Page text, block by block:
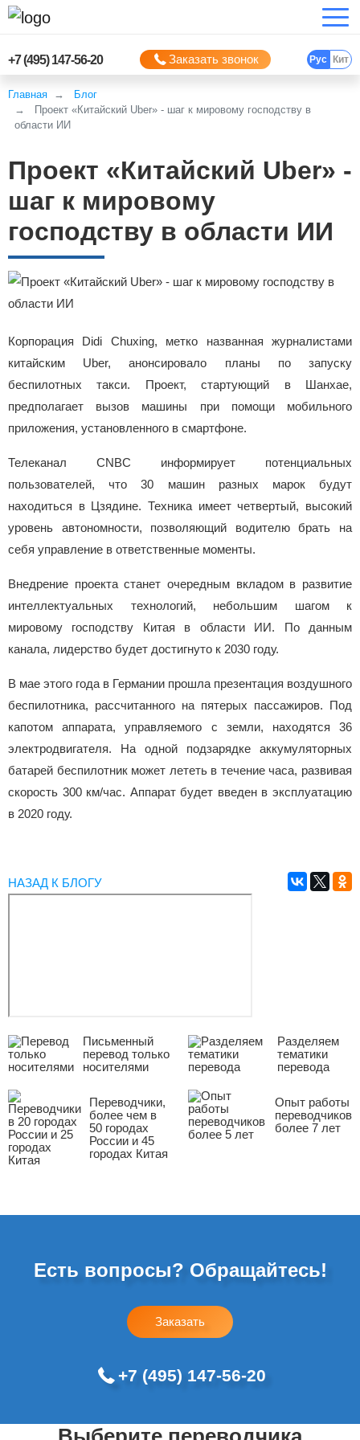
+7 (495) 147-56-20 Заказать звонок Рус Кит
Главная
Блог
Проект «Китайский Uber» - шаг к мировому господству в
области ИИ
Проект «Китайский Uber» -
шаг к мировому
господству в области ИИ
Корпорация Didi Chuxing, метко названная журналистами
китайским Uber, анонсировало планы по запуску
беспилотных такси. Проект, стартующий в Шанхае,
предполагает вызов машины при помощи мобильного
приложения, установленного в смартфоне.
Телеканал CNBC информирует потенциальных
пользователей, что 30 машин разных марок будут
находиться в Цзядине. Техника имеет четвертый, высокий
уровень автономности, позволяющий водителю брать на
себя управление в ответственные моменты.
Внедрение проекта станет очередным вкладом в развитие
интеллектуальных технологий, небольшим шагом к
мировому господству Китая в области ИИ. По данным
канала, лидерство будет достигнуто к 2030 году.
В мае этого года в Германии прошла презентация воздушного
беспилотника, рассчитанного на пятерых пассажиров. Под
капотом аппарата, управляемого с земли, находятся 36
электродвигателя. На одной подзарядке аккумуляторных
батарей беспилотник может лететь в течение часа, развивая
скорость 300 км/час. Аппарат будет введен в эксплуатацию
в 2020 году.
НАЗАД К БЛОГУ
Письменный
перевод только
носителями
Разделяем
тематики
перевода
Переводчики,
более чем в
50 городах
России и 45
городах Китая
Опыт работы
переводчиков
более 7 лет
Есть вопросы? Обращайтесь!
Заказать
+7 (495) 147-56-20